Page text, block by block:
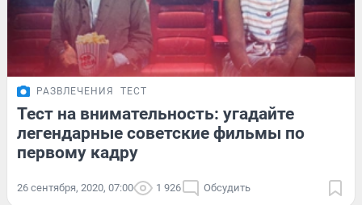
РАЗВЛЕЧЕНИЯ ТЕСТ
Тест на внимательность: угадайте
легендарные советские фильмы по
первому кадру
26 сентября, 2020, 07:00 1 926 Обсудить